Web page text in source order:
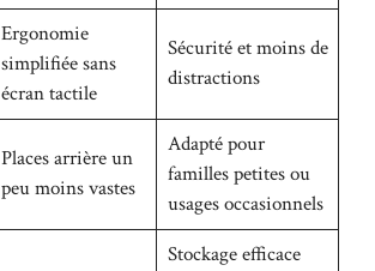
Ergonomie
simplifiée sans
écran tactile
Sécurité et moins de
distractions
Places arrière un
peu moins vastes
Adapté pour
familles petites ou
usages occasionnels
Stockage efficace